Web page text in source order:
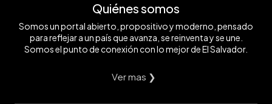
Quiénes somos
Somos un portal abierto, propositivo y moderno, pensado
para reflejar a un país que avanza, se reinventa y se une.
Somos el punto de conexión con lo mejor de El Salvador.
Ver mas ❯